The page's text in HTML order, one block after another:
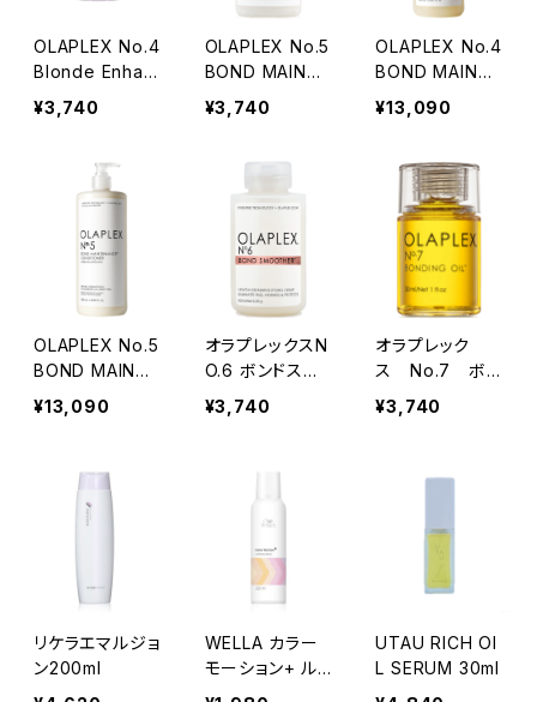
OLAPLEX No.4
Blonde Enhan
cer Toning Sh
ampoo 250ml
¥3,740
OLAPLEX No.5
BOND MAINTE
NANCE CONDI
TIONER 250ml
¥3,740
OLAPLEX No.4
BOND MAINTE
NANCE SHAM
POO 1000ml
¥13,090
OLAPLEX No.5
BOND MAINTE
NANCE CONDI
TIONER 1000
¥13,090
オラプレックスN
O.6 ボンドスム
ーサー『洗い流
さないトリートメ
¥3,740
オラプレック
ス No.7 ボン
ディングオイ
ル 30ｍｌ（ヘ
¥3,740
リケラエマルジョ
ン200ml
WELLA カラー
モーション+ ル
ミナススプレー
UTAU RICH OI
L SERUM 30ml